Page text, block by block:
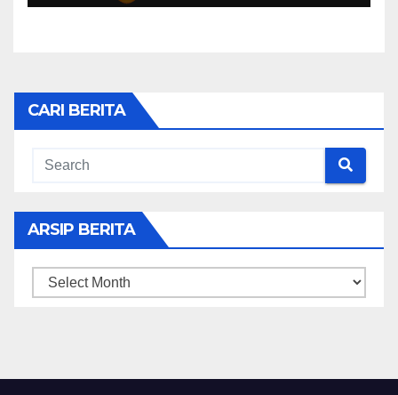
CARI BERITA
ARSIP BERITA
ARSIP